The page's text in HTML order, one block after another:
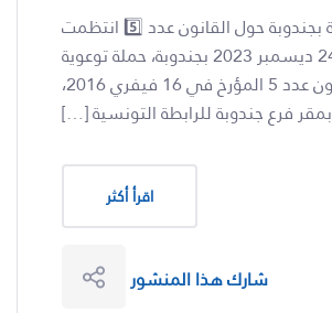
حملة توعوية بجندوبة حول القانون عدد 5️⃣ انتظمت
يوم الأحد 24 ديسمبر 2023 بجندوبة، حملة توعوية
حول القانون عدد 5 المؤرخ في 16 فيفري 2016،
بمقر فرع جندوبة للرابطة التونسية […]
اقرأ أكثر
شارك هذا المنشور